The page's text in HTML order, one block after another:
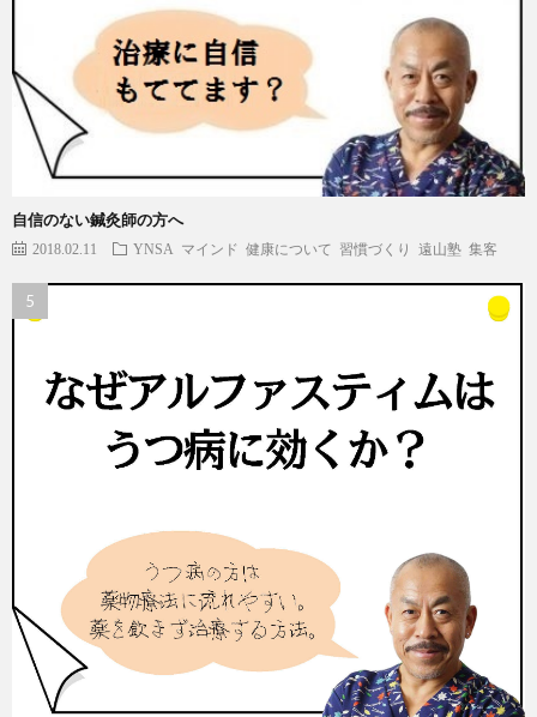
自信のない鍼灸師の方へ
2018.02.11 YNSA マインド 健康について 習慣づくり 遠山塾 集客